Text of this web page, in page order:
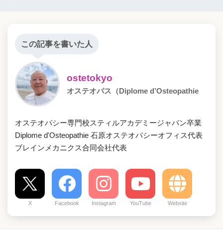
この記事を書いた人
ostetokyo
オステオパス（Diplome d’Osteopathie
オステオパシー専門校スティルアカデミージャパン卒業
Diplome d'Osteopathie 石原オステオパシーオフィス代表
ブレインメカニクス合同会社代表
X Facebook Instagram YouTube Website